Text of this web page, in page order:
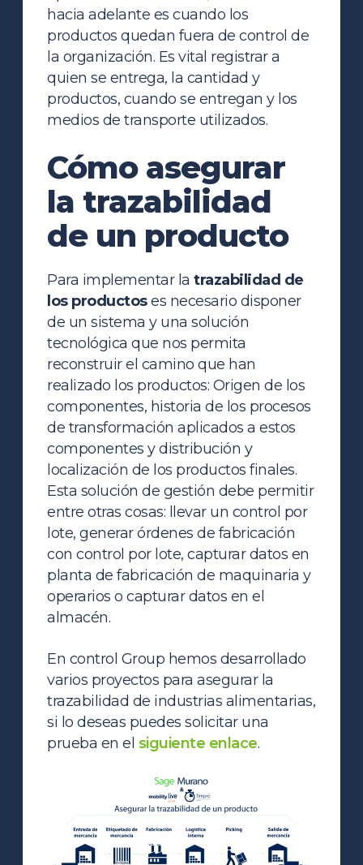
hacia adelante es cuando los
productos quedan fuera de control de
la organización. Es vital registrar a
quien se entrega, la cantidad y
productos, cuando se entregan y los
medios de transporte utilizados.
Cómo asegurar
la trazabilidad
de un producto
Para implementar latrazabilidad de
los productos es necesario disponer
de un sistema y una solución
tecnológica que nos permita
reconstruir el camino que han
realizado los productos: Origen de los
componentes, historia de los procesos
de transformación aplicados a estos
componentes y distribución y
localización de los productos finales.
Esta solución de gestión debe permitir
entre otras cosas: llevar un control por
lote, generar órdenes de fabricación
con control por lote, capturar datos en
planta de fabricación de maquinaria y
operarios o capturar datos en el
almacén.
En control Group hemos desarrollado
varios proyectos para asegurar la
trazabilidad de industrias alimentarias,
si lo deseas puedes solicitar una
prueba en el siguiente enlace.